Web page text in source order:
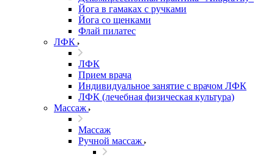
Йога в гамаках с ручками
Йога со щенками
Флай пилатес
ЛФК
ЛФК
Прием врача
Индивидуальное занятие с врачом ЛФК
ЛФК (лечебная физическая культура)
Массаж
Массаж
Ручной массаж